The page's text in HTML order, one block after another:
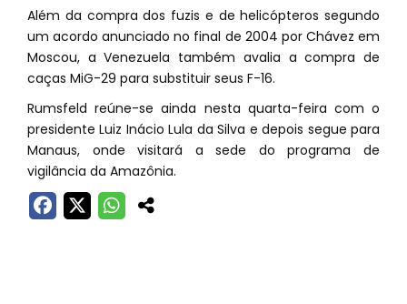
Além da compra dos fuzis e de helicópteros segundo
um acordo anunciado no final de 2004 por Chávez em
Moscou, a Venezuela também avalia a compra de
caças MiG-29 para substituir seus F-16.
Rumsfeld reúne-se ainda nesta quarta-feira com o
presidente Luiz Inácio Lula da Silva e depois segue para
Manaus, onde visitará a sede do programa de
vigilância da Amazônia.